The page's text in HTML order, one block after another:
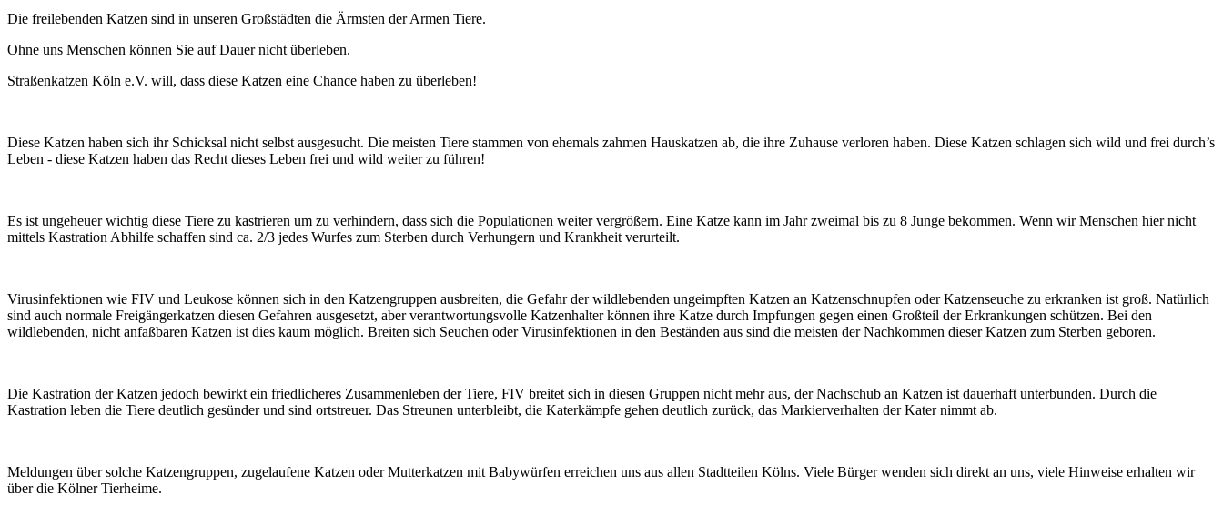
Die freilebenden Katzen sind in unseren Großstädten die Ärmsten der Armen Tiere.
Ohne uns Menschen können Sie auf Dauer nicht überleben.
Straßenkatzen Köln e.V. will, dass diese Katzen eine Chance haben zu überleben!
Diese Katzen haben sich ihr Schicksal nicht selbst ausgesucht. Die meisten Tiere stammen von ehemals zahmen Hauskatzen ab, die ihre Zuhause verloren haben. Diese Katzen schlagen sich wild und frei durch’s
Leben - diese Katzen haben das Recht dieses Leben frei und wild weiter zu führen!
Es ist ungeheuer wichtig diese Tiere zu kastrieren um zu verhindern, dass sich die Populationen weiter vergrößern. Eine Katze kann im Jahr zweimal bis zu 8 Junge bekommen. Wenn wir Menschen hier nicht
mittels Kastration Abhilfe schaffen sind ca. 2/3 jedes Wurfes zum Sterben durch Verhungern und Krankheit verurteilt.
Virusinfektionen wie FIV und Leukose können sich in den Katzengruppen ausbreiten, die Gefahr der wildlebenden ungeimpften Katzen an Katzenschnupfen oder Katzenseuche zu erkranken ist groß. Natürlich
sind auch normale Freigängerkatzen diesen Gefahren ausgesetzt, aber verantwortungsvolle Katzenhalter können ihre Katze durch Impfungen gegen einen Großteil der Erkrankungen schützen. Bei den
wildlebenden, nicht anfaßbaren Katzen ist dies kaum möglich. Breiten sich Seuchen oder Virusinfektionen in den Beständen aus sind die meisten der Nachkommen dieser Katzen zum Sterben geboren.
Die Kastration der Katzen jedoch bewirkt ein friedlicheres Zusammenleben der Tiere, FIV breitet sich in diesen Gruppen nicht mehr aus, der Nachschub an Katzen ist dauerhaft unterbunden. Durch die
Kastration leben die Tiere deutlich gesünder und sind ortstreuer. Das Streunen unterbleibt, die Katerkämpfe gehen deutlich zurück, das Markierverhalten der Kater nimmt ab.
Meldungen über solche Katzengruppen, zugelaufene Katzen oder Mutterkatzen mit Babywürfen erreichen uns aus allen Stadtteilen Kölns. Viele Bürger wenden sich direkt an uns, viele Hinweise erhalten wir
über die Kölner Tierheime.